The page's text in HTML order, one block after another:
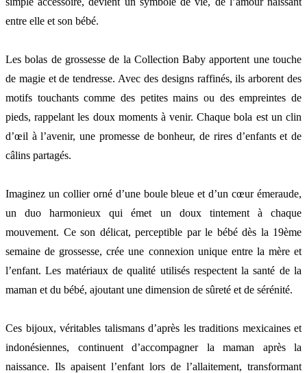
entre elle et son bébé.
Les bolas de grossesse de la Collection Baby apportent une touche
de magie et de tendresse. Avec des designs raffinés, ils arborent des
motifs touchants comme des petites mains ou des empreintes de
pieds, rappelant les doux moments à venir. Chaque bola est un clin
d’œil à l’avenir, une promesse de bonheur, de rires d’enfants et de
câlins partagés.
Imaginez un collier orné d’une boule bleue et d’un cœur émeraude,
un duo harmonieux qui émet un doux tintement à chaque
mouvement. Ce son délicat, perceptible par le bébé dès la 19ème
semaine de grossesse, crée une connexion unique entre la mère et
l’enfant. Les matériaux de qualité utilisés respectent la santé de la
maman et du bébé, ajoutant une dimension de sûreté et de sérénité.
Ces bijoux, véritables talismans d’après les traditions mexicaines et
indonésiennes, continuent d’accompagner la maman après la
naissance. Ils apaisent l’enfant lors de l’allaitement, transformant